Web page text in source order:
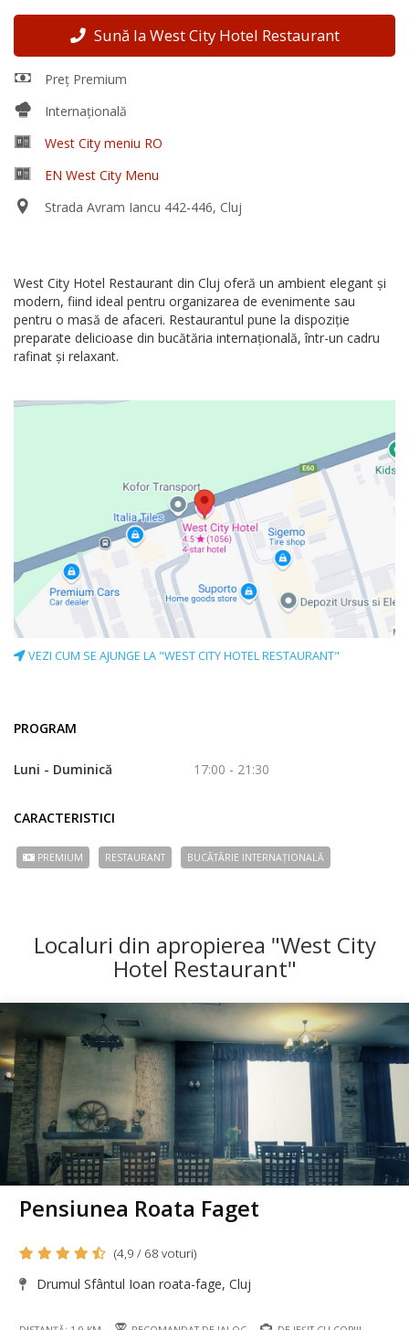
Sună la West City Hotel Restaurant
Preț Premium
Internațională
West City meniu RO
EN West City Menu
Strada Avram Iancu 442-446, Cluj
West City Hotel Restaurant din Cluj oferă un ambient elegant și
modern, fiind ideal pentru organizarea de evenimente sau
pentru o masă de afaceri. Restaurantul pune la dispoziție
preparate delicioase din bucătăria internațională, într-un cadru
rafinat și relaxant.
VEZI CUM SE AJUNGE LA "WEST CITY HOTEL RESTAURANT"
PROGRAM
Luni - Duminică 17:00 - 21:30
CARACTERISTICI
PREMIUM RESTAURANT BUCÃTÃRIE INTERNAȚIONALĂ
Localuri din apropierea "West City
Hotel Restaurant"
Pensiunea Roata Faget
(4,9 / 68 voturi)
Drumul Sfântul Ioan roata-fage, Cluj